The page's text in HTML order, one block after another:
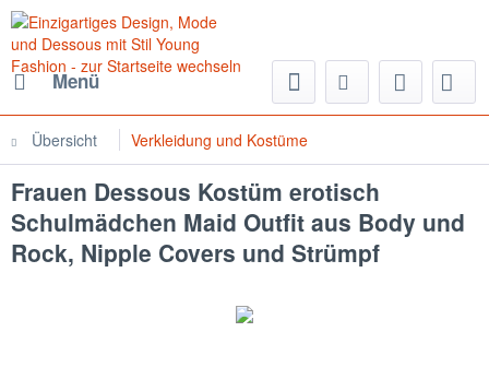
Menü
Übersicht Verkleidung und Kostüme
Frauen Dessous Kostüm erotisch
Schulmädchen Maid Outfit aus Body und
Rock, Nipple Covers und Strümpf